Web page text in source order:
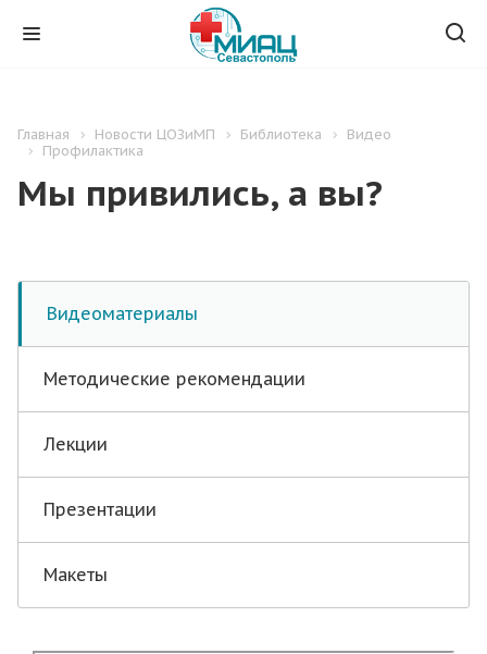
Главная Новости ЦОЗиМП Библиотека
Видео
Профилактика
Мы привились, а вы?
Видеоматериалы
Методические рекомендации
Лекции
Презентации
Макеты